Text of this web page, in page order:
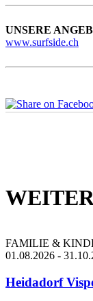
UNSERE
www.surfside.ch
FAMILIE &
01.08.2026 -
Heidadorf